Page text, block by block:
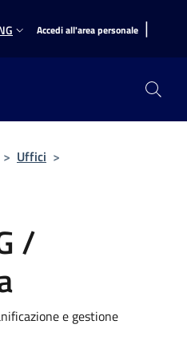
Accedi all'area personale |
> Uffici >
/
e gestione